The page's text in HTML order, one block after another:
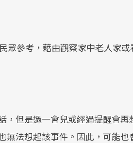
眾參考，藉由觀察家中老人家
，但是過一會兒或經過提醒會再
無法想起該事件。因此，可能